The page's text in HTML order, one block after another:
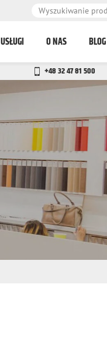
USŁUGI O NAS BLOG
+48 32 47 81 500